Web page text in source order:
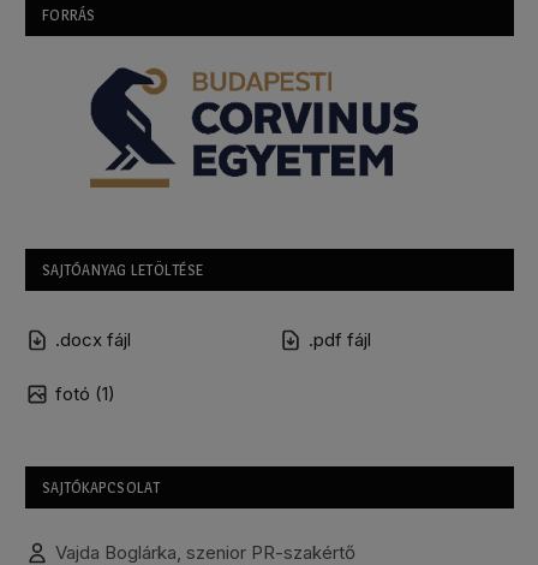
FORRÁS
SAJTÓANYAG LETÖLTÉSE
.docx fájl .pdf fájl
fotó (1)
SAJTÓKAPCSOLAT
Vajda Boglárka, szenior PR-szakértő